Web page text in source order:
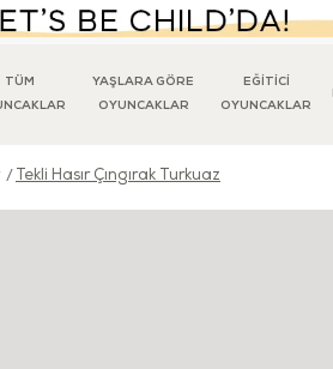
TÜM
YAŞLARA GÖRE
OYUNCAKLAR
EĞİTİCİ
OYUNCAKLAR
Tekli Hasır Çıngırak Turkuaz